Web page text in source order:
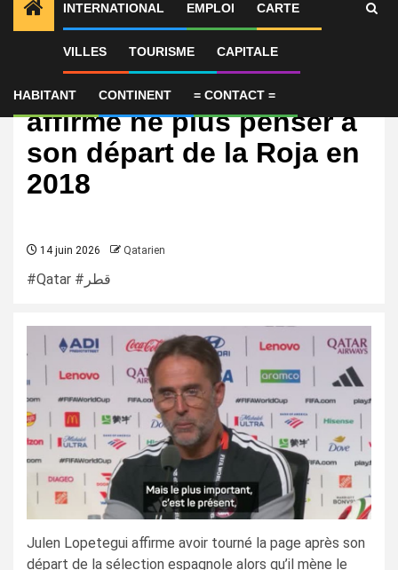
INTERNATIONAL EMPLOI CARTE
VILLES TOURISME CAPITALE
HABITANT CONTINENT = CONTACT =
International
Qatar – Julen Lopetegui
affirme ne plus penser à
son départ de la Roja en
2018
14 juin 2026 Qatarien
#Qatar #قطر
Julen Lopetegui affirme avoir tourné la page après son
départ de la sélection espagnole alors qu’il mène le